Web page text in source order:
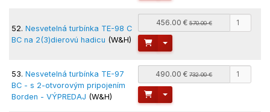
52. Nesvetelná turbínka TE-98 C
BC na 2(3)dierovú hadicu (W&H)
456.00 €570.00 €
Toggle Dropdown
53. Nesvetelná turbínka TE-97
BC - s 2-otvorovým pripojením
Borden - VÝPREDAJ (W&H)
490.00 €732.00 €
Toggle Dropdown